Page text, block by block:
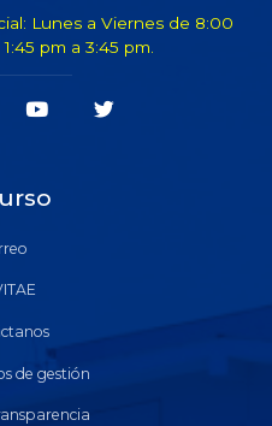
Lunes a Viernes de 8:00
pm a 3:45 pm.
de gestión